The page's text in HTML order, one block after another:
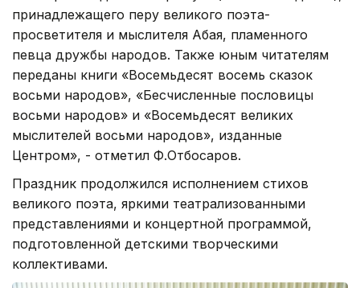
принадлежащего перу великого поэта-
просветителя и мыслителя Абая, пламенного
певца дружбы народов. Также юным читателям
переданы книги «Восемьдесят восемь сказок
восьми народов», «Бесчисленные пословицы
восьми народов» и «Восемьдесят великих
мыслителей восьми народов», изданные
Центром», - отметил Ф.Отбосаров.
Праздник продолжился исполнением стихов
великого поэта, яркими театрализованными
представлениями и концертной программой,
подготовленной детскими творческими
коллективами.